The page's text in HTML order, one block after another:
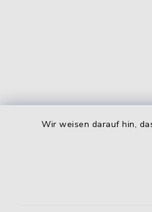
Wir weisen darauf hin,